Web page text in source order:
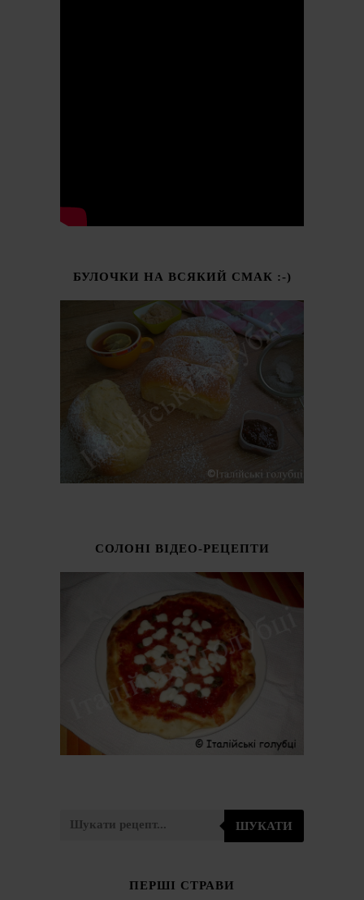
БУЛОЧКИ НА ВСЯКИЙ СМАК :-)
СОЛОНІ ВІДЕО-РЕЦЕПТИ
ШУКАТИ
ПЕРШІ СТРАВИ